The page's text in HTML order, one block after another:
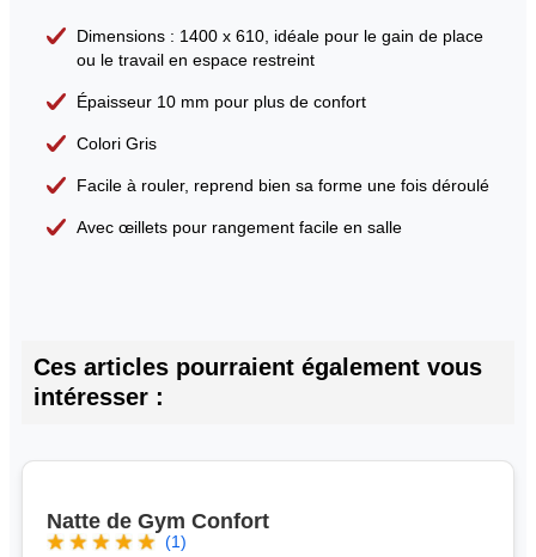
Dimensions : 1400 x 610, idéale pour le gain de place
ou le travail en espace restreint
Épaisseur 10 mm pour plus de confort
Colori Gris
Facile à rouler, reprend bien sa forme une fois déroulé
Avec œillets pour rangement facile en salle
Ces articles pourraient également vous
intéresser :
Natte de Gym Confort
(1)